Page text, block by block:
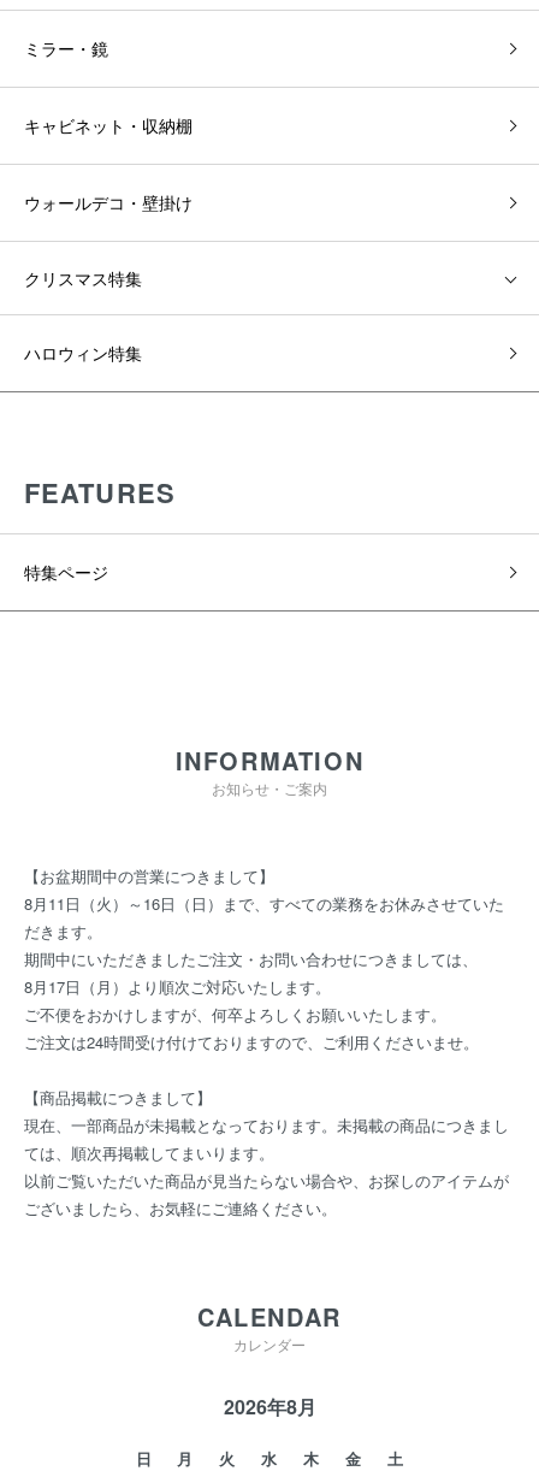
ミラー・鏡
キャビネット・収納棚
ウォールデコ・壁掛け
クリスマス特集
ハロウィン特集
FEATURES
特集ページ
INFORMATION
お知らせ・ご案内
【お盆期間中の営業につきまして】
8月11日（火）～16日（日）まで、すべての業務をお休みさせていた
だきます。
期間中にいただきましたご注文・お問い合わせにつきましては、
8月17日（月）より順次ご対応いたします。
ご不便をおかけしますが、何卒よろしくお願いいたします。
ご注文は24時間受け付けておりますので、ご利用くださいませ。
【商品掲載につきまして】
現在、一部商品が未掲載となっております。未掲載の商品につきまし
ては、順次再掲載してまいります。
以前ご覧いただいた商品が見当たらない場合や、お探しのアイテムが
ございましたら、お気軽にご連絡ください。
CALENDAR
カレンダー
2026年8月
日 月 火 水 木 金
土